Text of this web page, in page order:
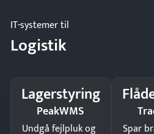
IT-systemer til
Logistik
Lagerstyring
PeakWMS
Undgå fejlpluk og
Spar